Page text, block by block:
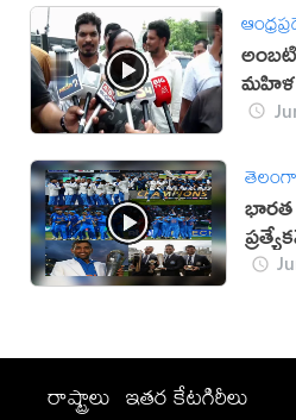
భారత
రాష్ట్రాలు ఇతర కేటగిరీలు